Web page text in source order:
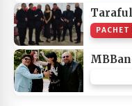
PACHET